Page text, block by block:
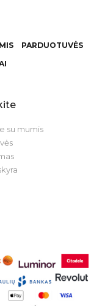
PARDUOTUVĖS
su mumis